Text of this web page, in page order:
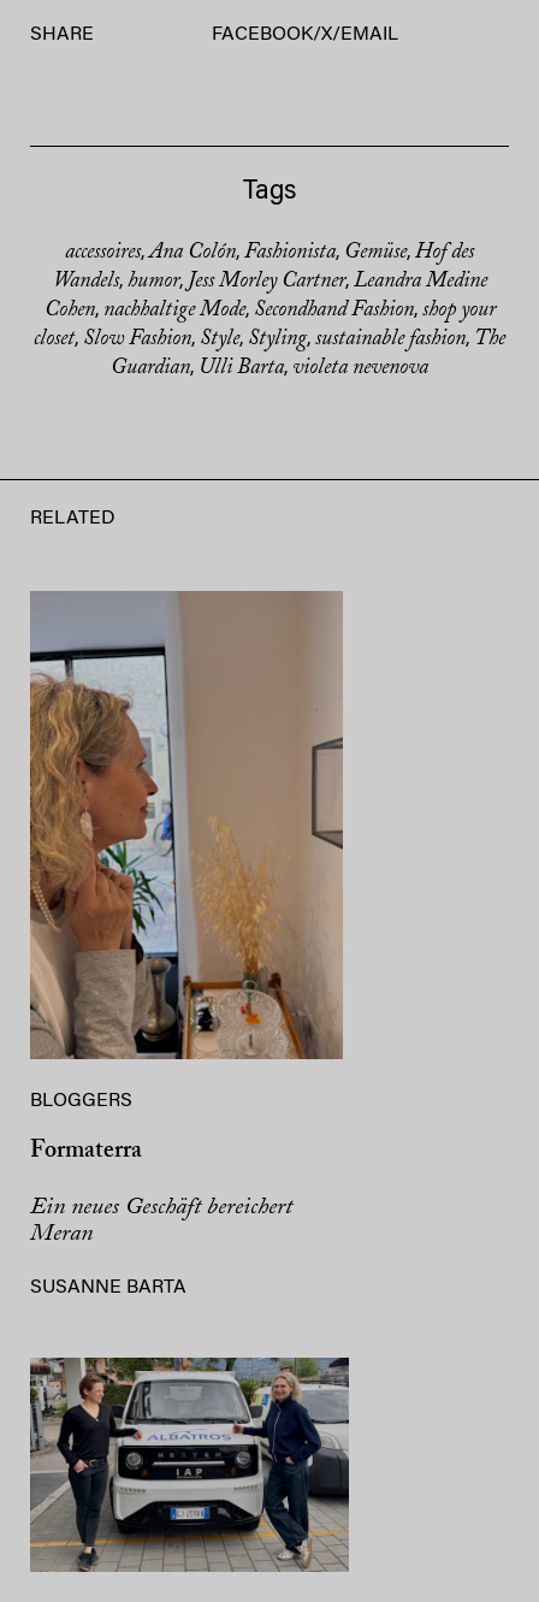
SHARE FACEBOOK/X/ EMAIL
Tags
accessoires,Ana Colón, Fashionista, Gemüse, Hof des
Wandels, humor, Jess Morley Cartner, Leandra Medine
Cohen, nachhaltige Mode, Secondhand Fashion, shop your
closet, Slow Fashion, Style, Styling, sustainable fashion, The
Guardian, Ulli Barta, violeta nevenova
RELATED
BLOGGERS
Formaterra
Ein neues Geschäft bereichert
Meran
SUSANNE BARTA